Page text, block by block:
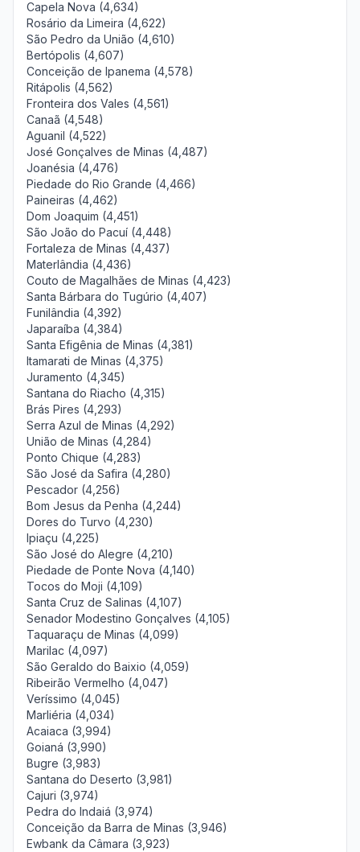
Capela Nova (4,634)
Rosário da Limeira (4,622)
São Pedro da União (4,610)
Bertópolis (4,607)
Conceição de Ipanema (4,578)
Ritápolis (4,562)
Fronteira dos Vales (4,561)
Canaã (4,548)
Aguanil (4,522)
José Gonçalves de Minas (4,487)
Joanésia (4,476)
Piedade do Rio Grande (4,466)
Paineiras (4,462)
Dom Joaquim (4,451)
São João do Pacuí (4,448)
Fortaleza de Minas (4,437)
Materlândia (4,436)
Couto de Magalhães de Minas (4,423)
Santa Bárbara do Tugúrio (4,407)
Funilândia (4,392)
Japaraíba (4,384)
Santa Efigênia de Minas (4,381)
Itamarati de Minas (4,375)
Juramento (4,345)
Santana do Riacho (4,315)
Brás Pires (4,293)
Serra Azul de Minas (4,292)
União de Minas (4,284)
Ponto Chique (4,283)
São José da Safira (4,280)
Pescador (4,256)
Bom Jesus da Penha (4,244)
Dores do Turvo (4,230)
Ipiaçu (4,225)
São José do Alegre (4,210)
Piedade de Ponte Nova (4,140)
Tocos do Moji (4,109)
Santa Cruz de Salinas (4,107)
Senador Modestino Gonçalves (4,105)
Taquaraçu de Minas (4,099)
Marilac (4,097)
São Geraldo do Baixio (4,059)
Ribeirão Vermelho (4,047)
Veríssimo (4,045)
Marliéria (4,034)
Acaiaca (3,994)
Goianá (3,990)
Bugre (3,983)
Santana do Deserto (3,981)
Cajuri (3,974)
Pedra do Indaiá (3,974)
Conceição da Barra de Minas (3,946)
Ewbank da Câmara (3,923)